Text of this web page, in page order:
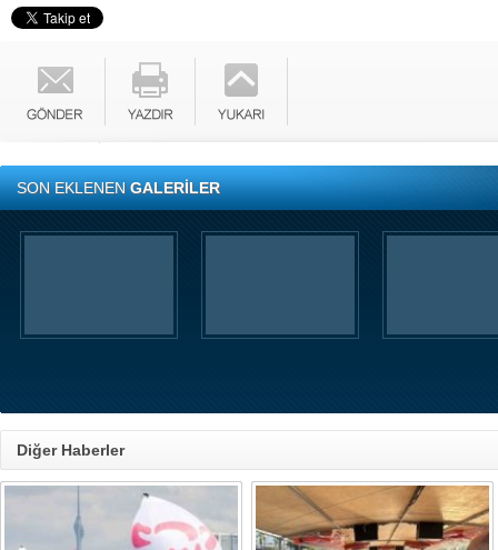
SON EKLENENGALERİLER
Diğer Haberler